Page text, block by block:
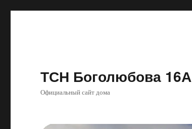
ТСН Боголюбова 16А
Официальный сайт дома